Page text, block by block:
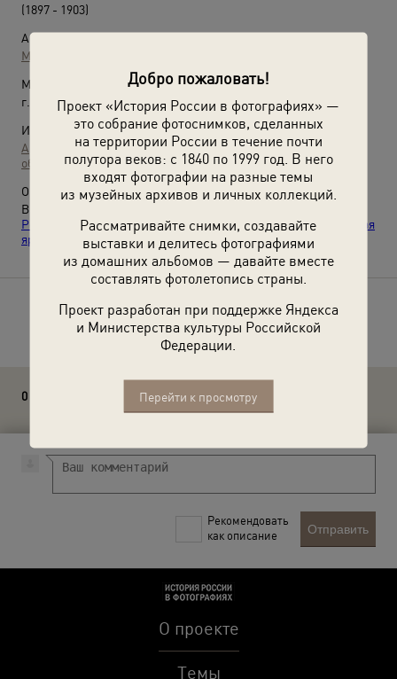
Добро пожаловать!
Проект «История России в фотографиях» —
это собрание фотоснимков, сделанных
на территории России в течение почти
полутора веков: с 1840 по 1999 год. В него
входят фотографии на разные темы
из музейных архивов и личных коллекций.
Рассматривайте снимки, создавайте
выставки и делитесь фотографиями
из домашних альбомов — давайте вместе
составлять фотолетопись страны.
Проект разработан при поддержке Яндекса
и Министерства культуры Российской
Федерации.
Перейти к просмотру
(1897 - 1903)
Автор:
Максим Дмитриев
Место съемки:
г. Нижний Новгород
Источники:
Архив аудиовизуальной документации Нижегородской
области
О фотографии:
Выставки
Россия: транспорт», видео«Три тысячи лавок. Нижегородская
ярмарка»
с этой фотографией.
Расскажите друзьям об этом фото
0 комментариев
Рекомендовать
как описание
Отправить
О проекте
Темы